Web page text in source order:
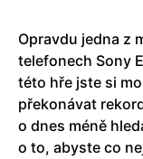
Opravdu jedna z
telefonech Sony
této hře jste si
překonávat
o dnes méně
o to, abyste co